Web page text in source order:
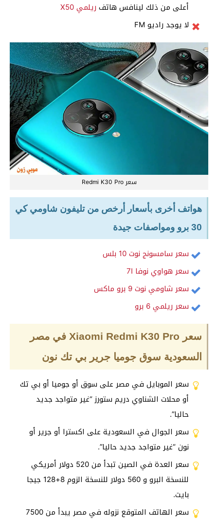
أعلى من ذلك لينافس هاتف ريلمي X50
لا يوجد راديو FM
سعر Redmi K30 Pro
هواتف أخرى بأسعار أرخص من تليفون شاومي كي
30 برو ومواصفات جيدة
سعر سامسونج نوت 10 بلس
سعر هواوي نوفا 7I
سعر شاومي نوت 9 برو ماكس
سعر ريلمي 6 برو
سعر Xiaomi Redmi K30 Pro في مصر
السعودية سوق جوميا جرير بي تك نون
سعر الموبايل في مصر على سوق أو جوميا أو بي تك
أو محلات الشناوي دريم ستورز “غير متواجد جديد
حاليا”.
سعر الجوال في السعودية على اكسترا أو جرير أو
نون “غير متواجد جديد حاليا”.
سعر العدة في الصين تبدأ من 520 دولار أمريكي
للنسخة البرو و 560 دولار للنسخة الزوم 8+128 جيجا
بايت.
سعر الهاتف المتوقع نزوله في مصر يبدأ من 7500